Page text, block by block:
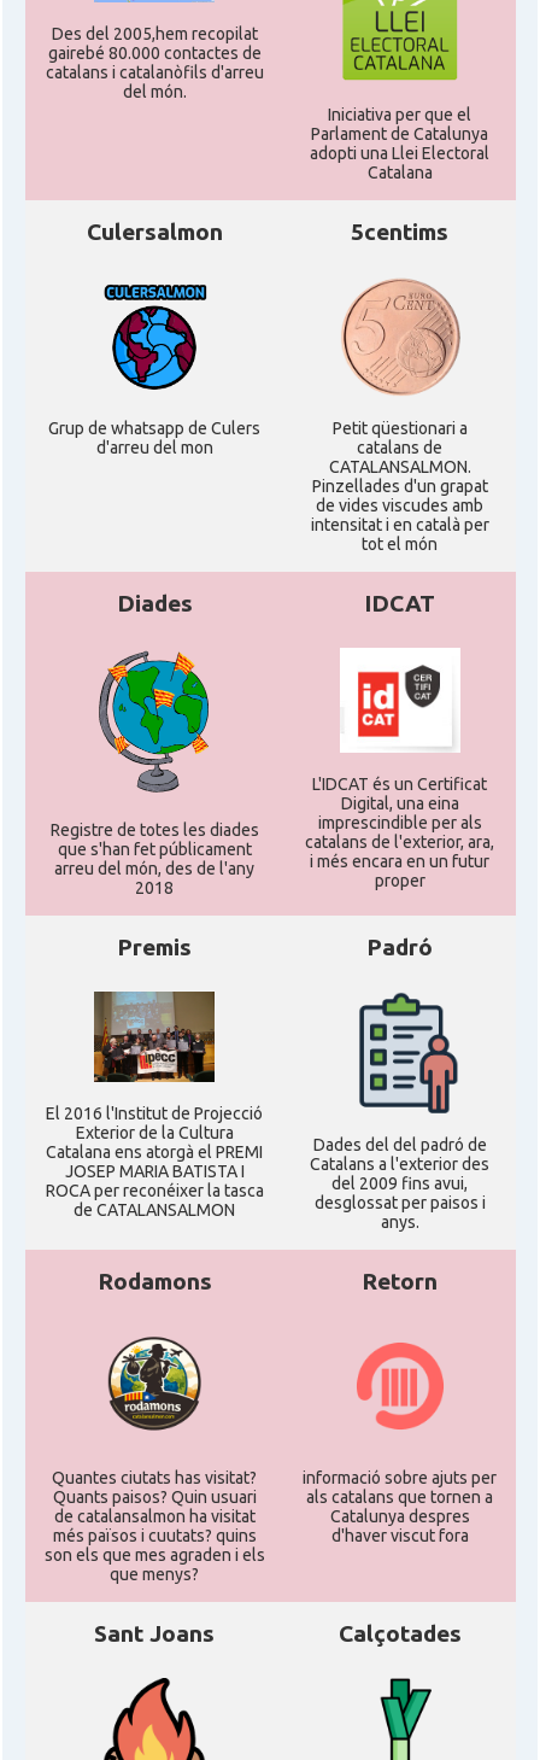
Des del 2005,hem recopilat
gairebé 80.000 contactes de
catalans i catalanòfils d'arreu
del món.
Iniciativa per que el
Parlament de Catalunya
adopti una Llei Electoral
Catalana
Culersalmon
Grup de whatsapp de Culers
d'arreu del mon
5centims
Petit qüestionari a
catalans de
CATALANSALMON.
Pinzellades d'un grapat
de vides viscudes amb
intensitat i en català per
tot el món
Diades
Registre de totes les diades
que s'han fet públicament
arreu del món, des de l'any
2018
IDCAT
L'IDCAT és un Certificat
Digital, una eina
imprescindible per als
catalans de l'exterior, ara,
i més encara en un futur
proper
Premis
El 2016 l'Institut de Projecció
Exterior de la Cultura
Catalana ens atorgà el PREMI
JOSEP MARIA BATISTA I
ROCA per reconéixer la tasca
de CATALANSALMON
Padró
Dades del del padró de
Catalans a l'exterior des
del 2009 fins avui,
desglossat per paisos i
anys.
Rodamons
Quantes ciutats has visitat?
Quants paisos? Quin usuari
de catalansalmon ha visitat
més països i cuutats? quins
son els que mes agraden i els
que menys?
Retorn
informació sobre ajuts per
als catalans que tornen a
Catalunya despres
d'haver viscut fora
Sant Joans Calçotades